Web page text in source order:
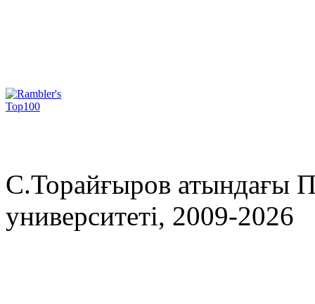
С.Торайғыров атындағы
университеті, 2009-2026